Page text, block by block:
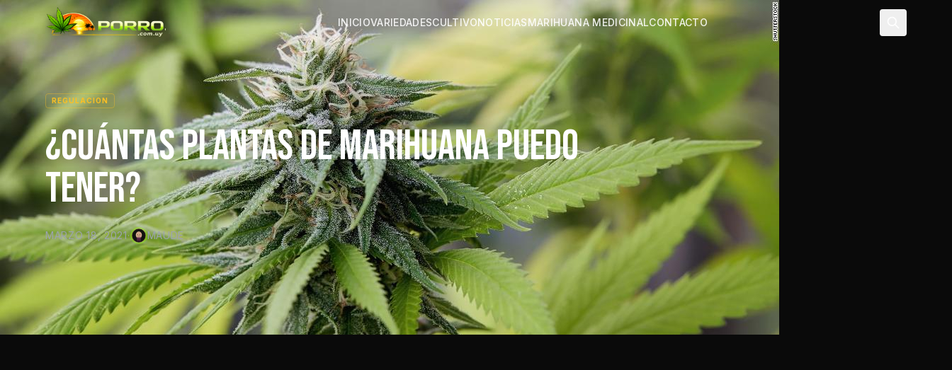
INICIOVARIEDADESCULTIVONOTICIASMARIHUANA MEDICINALCONTACTO
REGULACION
¿CUÁNTAS PLANTAS DE MARIHUANA PUEDO
TENER?
MARZO 18, 2021· MAUDE